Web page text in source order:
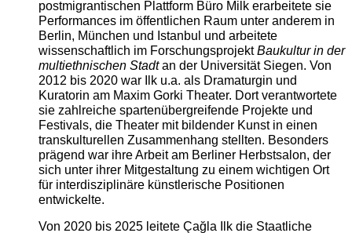
postmigrantischen Plattform Büro Milk erarbeitete sie
Performances im öffentlichen Raum unter anderem in
Berlin, München und Istanbul und arbeitete
wissenschaftlich im ForschungsprojektBaukultur in der
multiethnischen Stadtan der Universität Siegen. Von
2012 bis 2020 war Ilk u.a. als Dramaturgin und
Kuratorin am Maxim Gorki Theater. Dort verantwortete
sie zahlreiche spartenübergreifende Projekte und
Festivals, die Theater mit bildender Kunst in einen
transkulturellen Zusammenhang stellten. Besonders
prägend war ihre Arbeit am Berliner Herbstsalon, der
sich unter ihrer Mitgestaltung zu einem wichtigen Ort
für interdisziplinäre künstlerische Positionen
entwickelte.
Von 2020 bis 2025 leitete Çağla Ilk die Staatliche